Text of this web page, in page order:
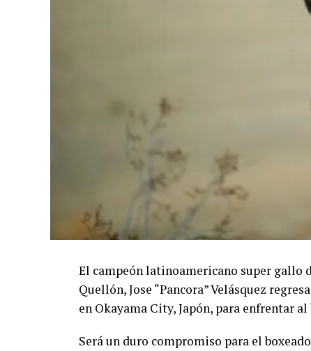
El campeón latinoamericano super gallo
Quellón, Jose “Pancora” Velásquez
en Okayama City, Japón, para enfrentar
Será un duro compromiso para el